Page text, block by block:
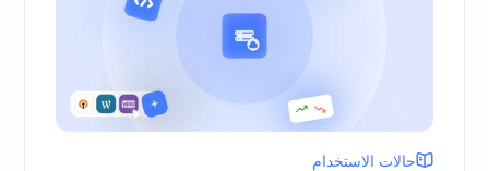
حالات الاستخدام